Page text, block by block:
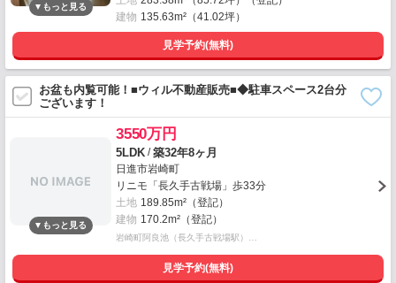
建物 135.63m²（41.02坪）
見学予約(無料)
お盆も内覧可能！■ウィル不動産販売■◆駐車スペース2台分
ございます！
3550万円
5LDK /築32年8ヶ月
日進市岩崎町
リニモ「長久手古戦場」歩33分
土地 189.85m²（登記）
建物 170.2m²（登記）
岩崎町阿良池（長久手古戦場駅）…
見学予約(無料)